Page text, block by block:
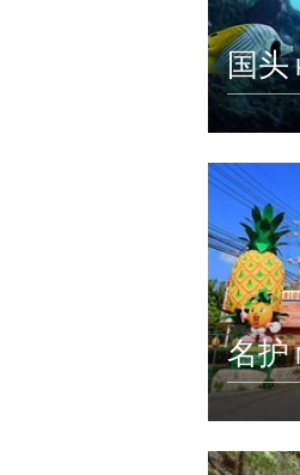
国头
名护